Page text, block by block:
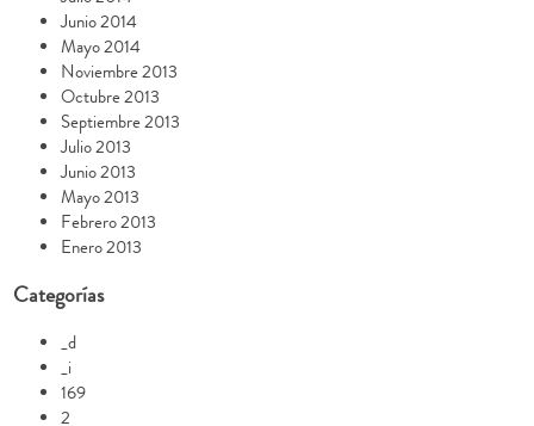
Junio 2014
Mayo 2014
Noviembre 2013
Octubre 2013
Septiembre 2013
Julio 2013
Junio 2013
Mayo 2013
Febrero 2013
Enero 2013
Categorías
_d
_i
169
2